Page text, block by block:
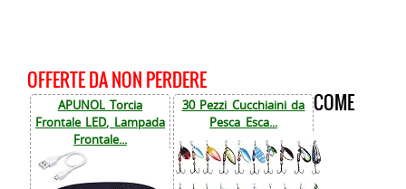
OFFERTE DA NON PERDERE
APUNOL Torcia
Frontale LED, Lampada
Frontale...
30 Pezzi Cucchiaini da
Pesca Esca...
COME